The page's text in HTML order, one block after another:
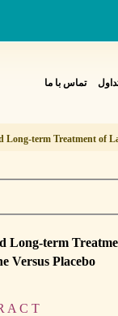
تماس با ما
Long-term Treatment of
Long-term
Versus Placebo
A C T